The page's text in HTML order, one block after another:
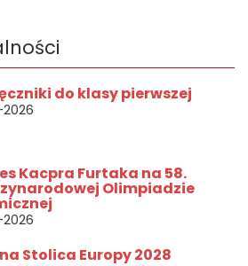
do klasy pierwszej
Kacpra Furtaka na 58.
Olimpiadzie
Stolica Europy 2028